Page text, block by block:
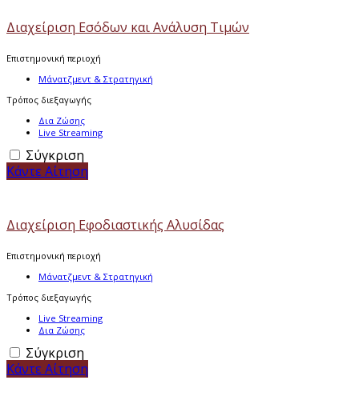
Διαχείριση Εσόδων και Ανάλυση Τιμών
Επιστημονική περιοχή
Μάνατζμεντ & Στρατηγική
Τρόπος διεξαγωγής
Δια Ζώσης
Live Streaming
Σύγκριση
Κάντε Αίτηση
Διαχείριση Εφοδιαστικής Αλυσίδας
Επιστημονική περιοχή
Μάνατζμεντ & Στρατηγική
Τρόπος διεξαγωγής
Live Streaming
Δια Ζώσης
Σύγκριση
Κάντε Αίτηση